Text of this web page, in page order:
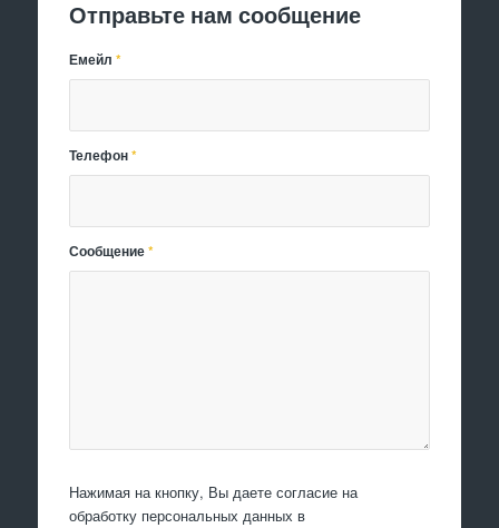
Отправьте нам сообщение
Емейл*
Телефон*
Сообщение*
Нажимая на кнопку, Вы даете согласие на
обработку персональных данных в